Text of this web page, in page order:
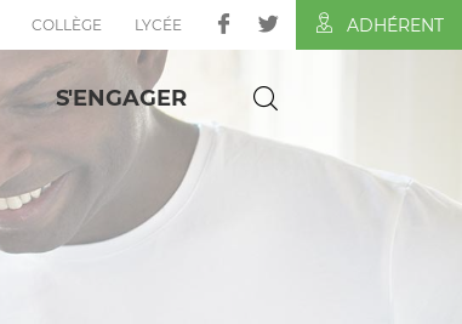
COLLÈGE LYCÉE ADHÉRENT
S'ENGAGER